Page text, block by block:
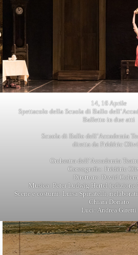
14, 16 Aprile
Spettacolo della Scuola di Ballo
Balletto in due atti
Scuola di Ballo dell’Accademia
diretta da Frédéric
Orchestra dell’Accademia
Coreografia: Frédéric
Direttore: David
Musica: Peter Ludwig Hertel
Scene e costumi: Luisa Spinatelli,
Chiara Donato
Luci: Andrea Giretti